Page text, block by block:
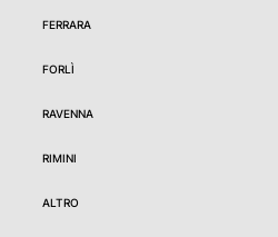
FERRARA
FORLÌ
RAVENNA
RIMINI
ALTRO